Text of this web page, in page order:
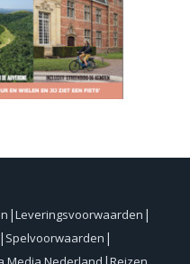
Leveringsvoorwaarden
Spelvoorwaarden